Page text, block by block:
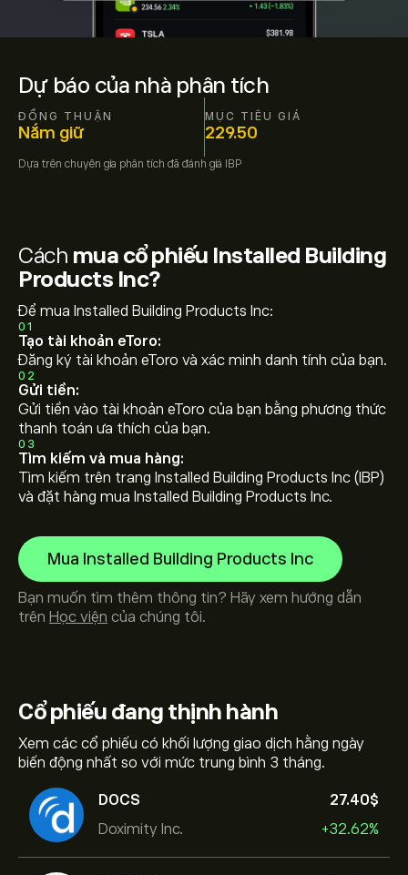
Dự báo của nhà phân tích
ĐỒNG THUẬN
Nắm giữ
MỤC TIÊU GIÁ
229.50
Dựa trên chuyên gia phân tích đã đánh giá IBP
Cổ phiếu đang thịnh hành
Xem các cổ phiếu có khối lượng giao dịch hằng ngày
biến động nhất so với mức trung bình 3 tháng.
DOCS
Doximity Inc.
27.40‎$‎
+32.62%
Cách mua cổ phiếu Installed Building
Products Inc?
Để mua Installed Building Products Inc:
01
Tạo tài khoản eToro:
Đăng ký tài khoản eToro và xác minh danh tính của bạn.
02
Gửi tiền:
Gửi tiền vào tài khoản eToro của bạn bằng phương thức
thanh toán ưa thích của bạn.
03
Tìm kiếm và mua hàng:
Tìm kiếm trên trang Installed Building Products Inc (IBP)
và đặt hàng mua Installed Building Products Inc.
Mua Installed Building Products Inc
Bạn muốn tìm thêm thông tin? Hãy xem hướng dẫn
trên Học viện của chúng tôi.